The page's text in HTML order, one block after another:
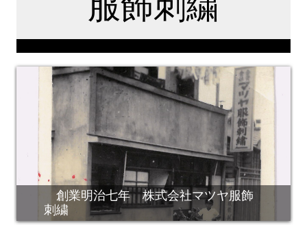
創業明治七年 株式会社マツヤ服飾
刺繍